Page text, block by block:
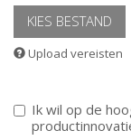
KIES BESTAND
Upload vereisten
Ik wil op de